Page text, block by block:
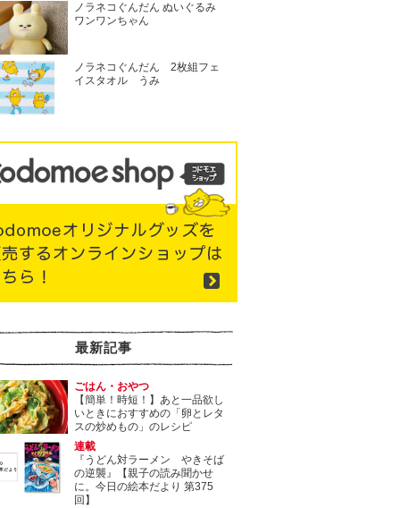
ノラネコぐんだん ぬいぐるみ
ワンワンちゃん
ノラネコぐんだん 2枚組フェ
イスタオル うみ
最新記事
ごはん・おやつ
【簡単！時短！】あと一品欲し
いときにおすすめの「卵とレタ
スの炒めもの」のレシピ
連載
『うどん対ラーメン やきそば
の逆襲』【親子の読み聞かせ
に。今日の絵本だより 第375
回】